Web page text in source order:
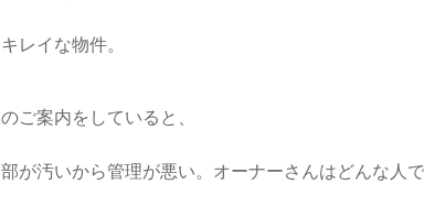
レイな物件。
ご案内をしていると、
部が汚いから管理が悪い。オーナーさんはどんな人で